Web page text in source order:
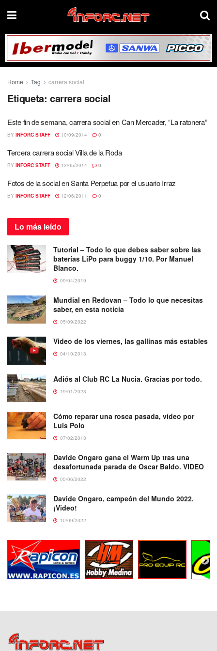
Home Tag carrera social
Etiqueta: carrera social
Este fin de semana, carrera social en Can Mercader, “La ratonera”
BY INFORC STAFF 10/09/2014 0
Tercera carrera social Villa de la Roda
BY INFORC STAFF 13/05/2014 0
Fotos de la social en Santa Perpetua por el usuario Irraz
BY INFORC STAFF 12/06/2011 0
Lo más leído
Tutorial – Todo lo que debes saber sobre las
baterías LiPo para buggy 1/10. Por Manuel
Blanco.
09/04/2019
Mundial en Redovan – Todo lo que necesitas
saber, en esta noticia
05/09/2022
Video de los viernes, las gallinas más estables
04/10/2013
Adiós al Club RC La Nucia. Gracias por todo.
19/01/2023
Cómo reparar una rosca pasada, vídeo por
Luis Polo
07/02/2013
Davide Ongaro gana el Warm Up tras una
desafortunada parada de Oscar Baldo. VIDEO
05/06/2022
Davide Ongaro, campeón del Mundo 2022.
¡Video!
10/09/2022